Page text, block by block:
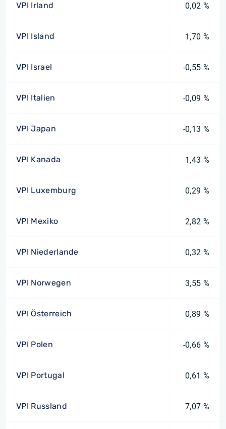
VPI Irland 0,02 %
VPI Island 1,70 %
VPI Israel -0,55 %
VPI Italien -0,09 %
VPI Japan -0,13 %
VPI Kanada 1,43 %
VPI Luxemburg 0,29 %
VPI Mexiko 2,82 %
VPI Niederlande 0,32 %
VPI Norwegen 3,55 %
VPI Österreich 0,89 %
VPI Polen -0,66 %
VPI Portugal 0,61 %
VPI Russland 7,07 %